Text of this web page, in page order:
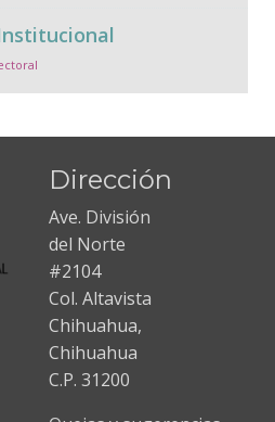
Dirección
Ave. División
del Norte
#2104
Col. Altavista
Chihuahua,
Chihuahua
C.P. 31200